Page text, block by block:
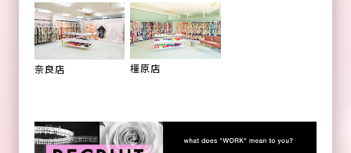
奈良店 橿原店